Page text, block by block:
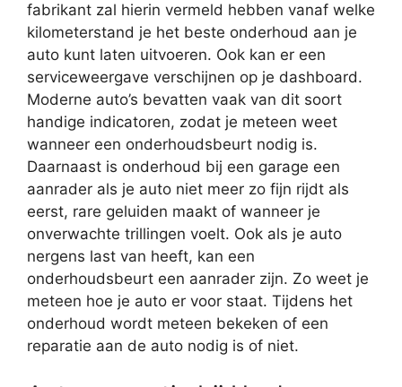
fabrikant zal hierin vermeld hebben vanaf welke
kilometerstand je het beste onderhoud aan je
auto kunt laten uitvoeren. Ook kan er een
serviceweergave verschijnen op je dashboard.
Moderne auto’s bevatten vaak van dit soort
handige indicatoren, zodat je meteen weet
wanneer een onderhoudsbeurt nodig is.
Daarnaast is onderhoud bij een garage een
aanrader als je auto niet meer zo fijn rijdt als
eerst, rare geluiden maakt of wanneer je
onverwachte trillingen voelt. Ook als je auto
nergens last van heeft, kan een
onderhoudsbeurt een aanrader zijn. Zo weet je
meteen hoe je auto er voor staat. Tijdens het
onderhoud wordt meteen bekeken of een
reparatie aan de auto nodig is of niet.